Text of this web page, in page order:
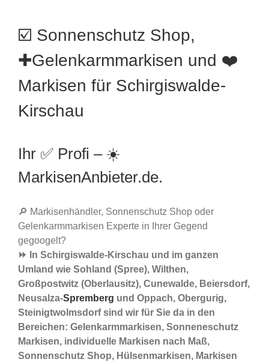
☑️ Sonnenschutz Shop,
✚Gelenkarmmarkisen und ❤️
Markisen für Schirgiswalde-
Kirschau
Ihr ✅ Profi – ☀️
MarkisenAnbieter.de.
🔎 Markisenhändler, Sonnenschutz Shop oder
Gelenkarmmarkisen Experte in Ihrer Gegend
gegoogelt?
⏩ In Schirgiswalde-Kirschau und im ganzen
Umland wie Sohland (Spree), Wilthen,
Großpostwitz (Oberlausitz), Cunewalde, Beiersdorf,
Neusalza-Spremberg und Oppach, Obergurig,
Steinigtwolmsdorf sind wir für Sie da in den
Bereichen: Gelenkarmmarkisen, Sonneneschutz
Markisen, individuelle Markisen nach Maß,
Sonnenschutz Shop, Hülsenmarkisen, Markisen